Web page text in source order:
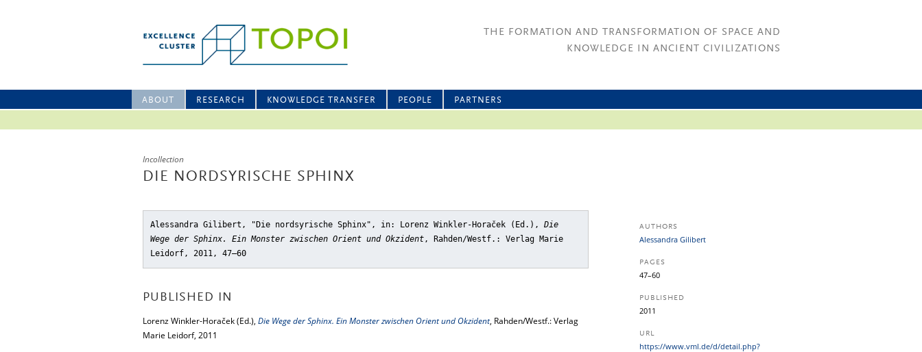
THE FORMATION AND TRANSFORMATION OF SPACE AND
KNOWLEDGE IN ANCIENT CIVILIZATIONS
ABOUT RESEARCH KNOWLEDGE TRANSFER PEOPLE PARTNERS
Incollection
DIE NORDSYRISCHE SPHINX
Alessandra Gilibert, "Die nordsyrische Sphinx" , in: Lorenz Winkler-Horaček (Ed.), Die
Wege der Sphinx. Ein Monster zwischen Orient und Okzident, Rahden/Westf.: Verlag Marie
Leidorf, 2011, 47–60
PUBLISHED IN
Lorenz Winkler-Horaček (Ed.), Die Wege der Sphinx. Ein Monster zwischen Orient und Okzident, Rahden/Westf.: Verlag
Marie Leidorf, 2011
AUTHORS
Alessandra Gilibert
PAGES
47–60
PUBLISHED
2011
URL
https:/​/​www.vml.de/​d/​detail.php?​